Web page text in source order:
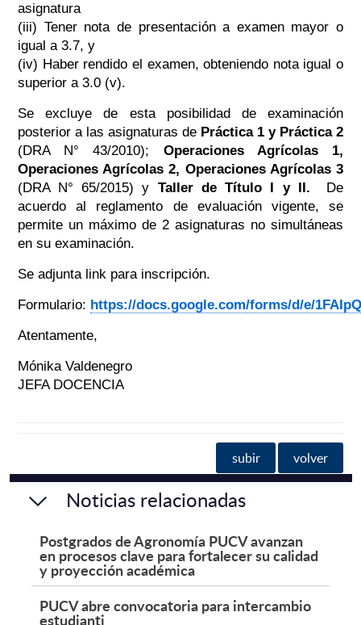
asignatura
(iii) Tener nota de presentación a examen mayor o
igual a 3.7, y
(iv) Haber rendido el examen, obteniendo nota igual o
superior a 3.0 (v).
Se excluye de esta posibilidad de examinación
posterior a las asignaturas de Práctica 1 y Práctica 2
(DRA N° 43/2010); Operaciones Agrícolas 1,
Operaciones Agrícolas 2, Operaciones Agrícolas 3
(DRA N° 65/2015) y Taller de Título I y II.
De
acuerdo al reglamento de evaluación vigente, se
permite un máximo de 2 asignaturas no simultáneas
en su examinación.
Se adjunta link para inscripción.
Formulario: https://docs.google.com/forms/d/e/
Atentamente,
Mónika Valdenegro
JEFA DOCENCIA
subir volver
Noticias relacionadas
Postgrados de Agronomía PUCV avanzan
en procesos clave para fortalecer su calidad
y proyección académica
PUCV abre convocatoria para intercambio
estudianti